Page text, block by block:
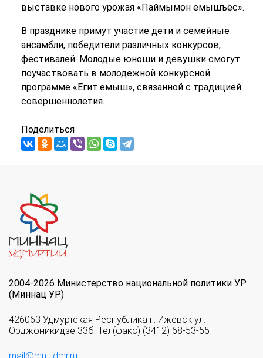
выставке нового урожая «Паймымон емышъёс».
В празднике примут участие дети и семейные
ансамбли, победители различных конкурсов,
фестивалей. Молодые юноши и девушки смогут
поучаствовать в молодежной конкурсной
программе «Егит емыш», связанной с традицией
совершеннолетия.
Поделиться
2004-2026 Министерство национальной политики УР
(Миннац УР)
426063 Удмуртская Республика г. Ижевск ул.
Орджоникидзе 33б. Тел(факс) (3412) 68-53-55